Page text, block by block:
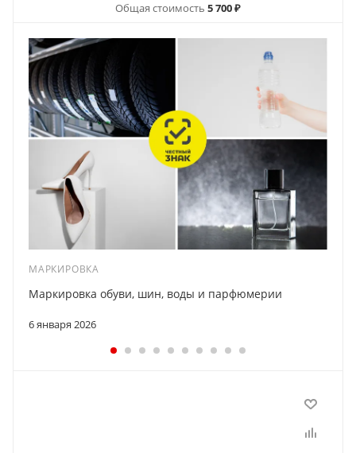
Общая стоимость 5 700 ₽
МАРКИРОВКА
6 января 2026
Маркировка обуви, шин, воды и парфюмерии